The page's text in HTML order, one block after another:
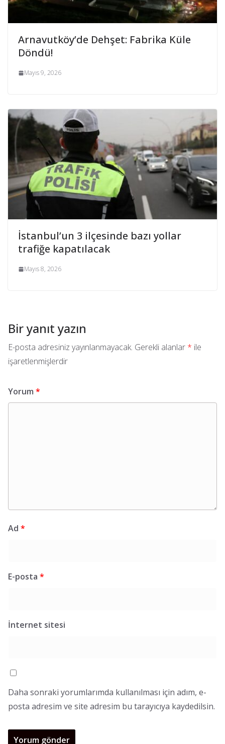
Arnavutköy’de Dehşet: Fabrika Küle
Döndü!
Mayıs 9, 2026
İstanbul’un 3 ilçesinde bazı yollar
trafiğe kapatılacak
Mayıs 8, 2026
Bir yanıt yazın
E-posta adresiniz yayınlanmayacak. Gerekli alanlar * ile
işaretlenmişlerdir
Yorum *
Ad *
E-posta *
İnternet sitesi
Daha sonraki yorumlarımda kullanılması için adım, e-
posta adresim ve site adresim bu tarayıcıya kaydedilsin.